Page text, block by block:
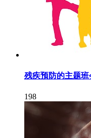
残疾预防的主题
198